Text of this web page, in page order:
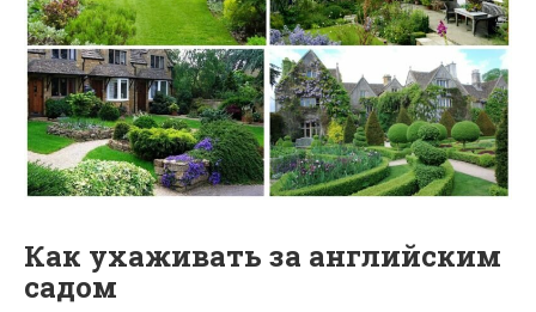
Как ухаживать за английским
садом